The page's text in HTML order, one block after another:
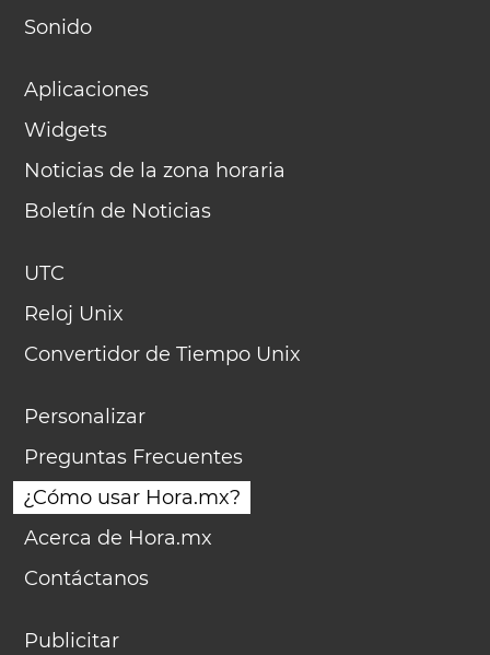
Sonido
Aplicaciones
Widgets
Noticias de la zona horaria
Boletín de Noticias
UTC
Reloj Unix
Convertidor de Tiempo Unix
Personalizar
Preguntas Frecuentes
¿Cómo usar Hora.mx?
Acerca de Hora.mx
Contáctanos
Publicitar